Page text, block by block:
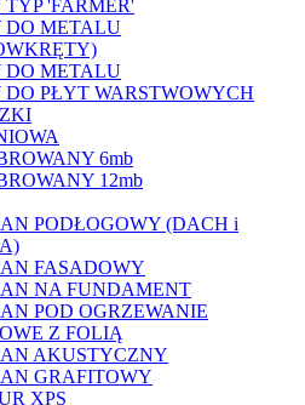
'FARMER'
DO METALU
DO METALU
PŁYT WARSTWOWYCH
6mb
12mb
PODŁOGOWY (DACH i
FASADOWY
NA FUNDAMENT
POD OGRZEWANIE
Z FOLIĄ
AKUSTYCZNY
GRAFITOWY
XPS